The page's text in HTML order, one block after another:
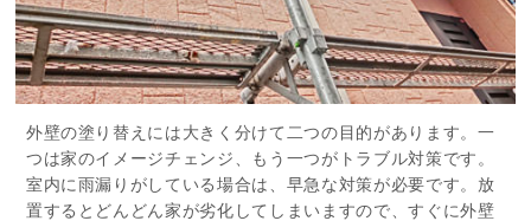
外壁の塗り替えには大きく分けて二つの目的があります。一
つは家のイメージチェンジ、もう一つがトラブル対策です。
室内に雨漏りがしている場合は、早急な対策が必要です。放
置するとどんどん家が劣化してしまいますので、すぐに外壁